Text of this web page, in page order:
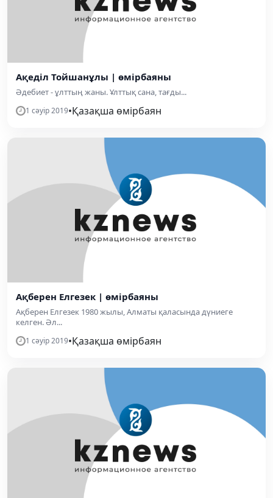
Ақеділ Тойшанұлы | өмірбаяны
Әдебиет - ұлттың жаны. Ұлттық сана, тағды...
1 сәуір 2019•Қазақша өмірбаян
Ақберен Елгезек | өмірбаяны
Ақберен Елгезек 1980 жылы, Алматы қаласында дүниеге
келген. Әл...
1 сәуір 2019•Қазақша өмірбаян